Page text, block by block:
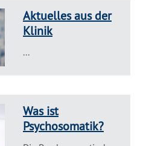
Aktuelles aus der
Klinik
...
Was ist
Psychosomatik?